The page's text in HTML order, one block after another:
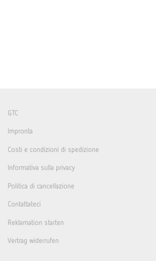
GTC
Impronta
Costi e condizioni di spedizione
Informativa sulla privacy
Politica di cancellazione
Contattateci
Reklamation starten
Vertrag widerrufen